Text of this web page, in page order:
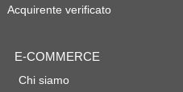
Acquirente verificato
E-COMMERCE
Chi siamo